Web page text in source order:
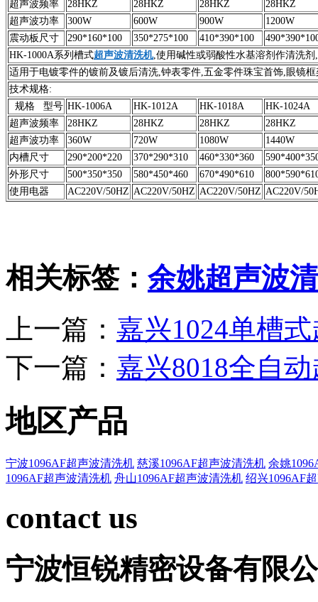
超声波频率 28HKZ 28HKZ 28HKZ
28HKZ
超声波功率
300W 600W 900W
1200W
震动板尺寸
290*160*100 350*275*100 410*390*100
HK-1000A系列槽式超声波清洗机,使用碱性或弱酸性水基溶剂作清洗剂,
适用于电镀零件的镀前及镀后清洗,钟表零件,五金零件珠宝首饰,眼镜
技术规格:
规格 型号 HK-1006A HK-1012A HK-1018A
HK-1024A
超声波频率
28HKZ 28HKZ 28HKZ
28HKZ
超声波功率
360W 720W 1080W
1440W
内槽尺寸
290*200*220 370*290*310 460*330*360
外形尺寸
500*350*350 580*450*460 670*490*610
使用电器
AC220V/50HZ AC220V/50HZ AC220V/50HZ AC220V/
相关标签： 余姚超声波
上一篇： 嘉兴1024单槽
下一篇： 嘉兴8018全自
地区产品
宁波1096AF超声波清洗机 慈溪1096AF超声波清洗机 余姚
1096AF超声波清洗机 舟山1096AF超声波清洗机 绍兴1096AF
contact us
宁波恒锐精密设备有限